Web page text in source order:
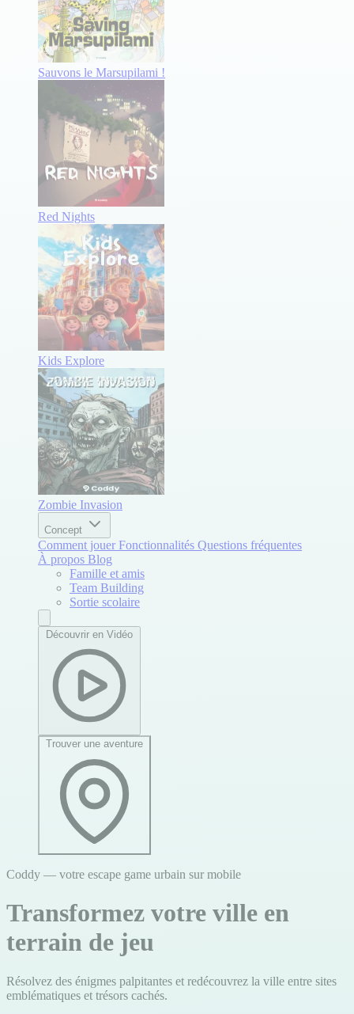
Sauvons le Marsupilami !
Red Nights
Kids Explore
Zombie Invasion
Concept
Comment jouer Fonctionnalités Questions fréquentes
À propos Blog
Famille et amis
Team Building
Sortie scolaire
Découvrir en Vidéo
Trouver une aventure
Coddy — votre escape game urbain sur mobile
Transformez votre ville en
terrain de jeu
Résolvez des énigmes palpitantes et redécouvrez la ville entre sites
emblématiques et trésors cachés.